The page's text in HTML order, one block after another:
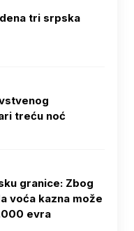
tri srpska
treću noć
granice: Zbog
voća kazna može
evra